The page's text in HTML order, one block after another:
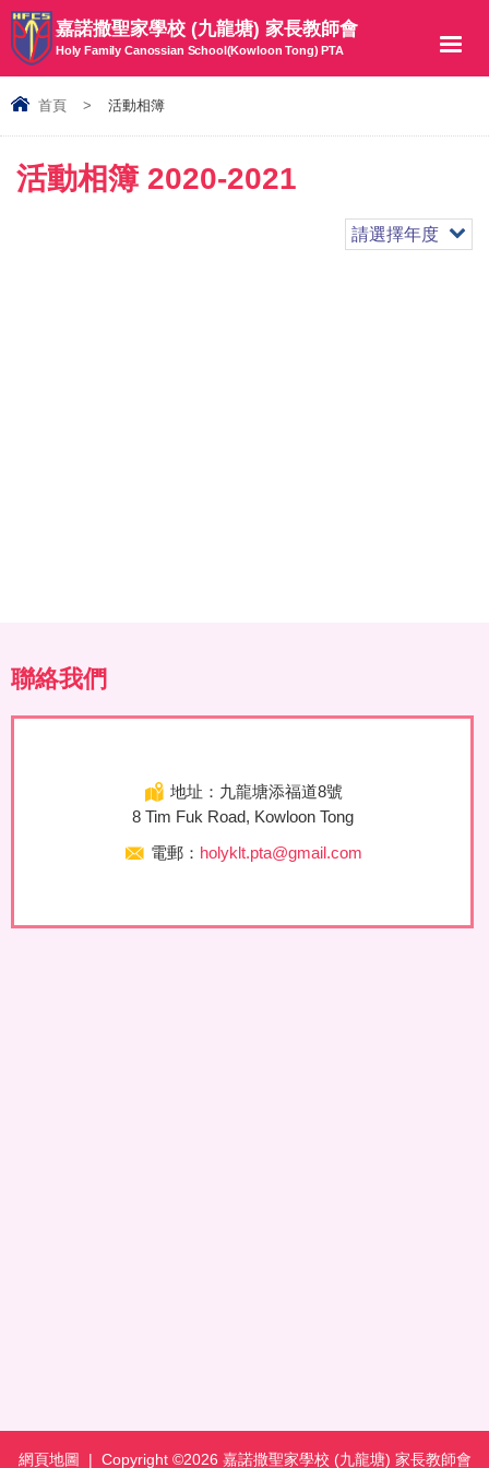
嘉諾撒聖家學校 (九龍塘) 家長教師會
Holy Family Canossian School(Kowloon Tong) PTA
首頁 > 活動相簿
活動相簿 2020-2021
請選擇年度
聯絡我們
地址：九龍塘添福道8號
8 Tim Fuk Road, Kowloon Tong
電郵： holyklt.pta@gmail.com
網頁地圖 | Copyright ©2026 嘉諾撒聖家學校 (九龍塘) 家長教師會